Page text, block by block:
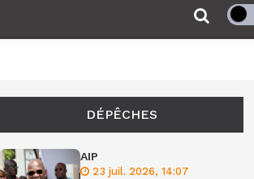
DÉPÊCHES
AIP
23 juil. 2026, 14:07